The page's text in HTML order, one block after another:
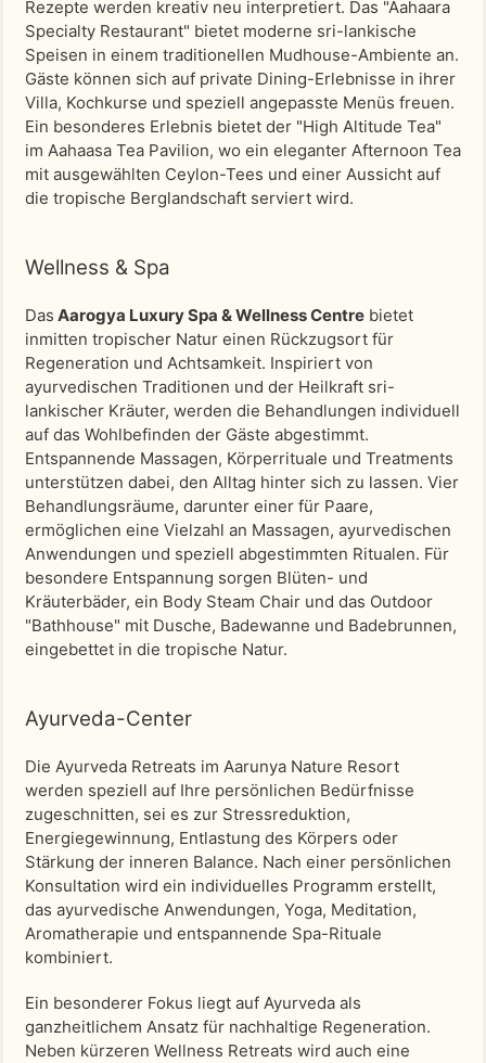
Rezepte werden kreativ neu interpretiert. Das "Aahaara
Specialty Restaurant" bietet moderne sri-lankische
Speisen in einem traditionellen Mudhouse-Ambiente an.
Gäste können sich auf private Dining-Erlebnisse in ihrer
Villa, Kochkurse und speziell angepasste Menüs freuen.
Ein besonderes Erlebnis bietet der "High Altitude Tea"
im Aahaasa Tea Pavilion, wo ein eleganter Afternoon Tea
mit ausgewählten Ceylon-Tees und einer Aussicht auf
die tropische Berglandschaft serviert wird.
Wellness & Spa
Das Aarogya Luxury Spa & Wellness Centre bietet
inmitten tropischer Natur einen Rückzugsort für
Regeneration und Achtsamkeit. Inspiriert von
ayurvedischen Traditionen und der Heilkraft sri-
lankischer Kräuter, werden die Behandlungen individuell
auf das Wohlbefinden der Gäste abgestimmt.
Entspannende Massagen, Körperrituale und Treatments
unterstützen dabei, den Alltag hinter sich zu lassen. Vier
Behandlungsräume, darunter einer für Paare,
ermöglichen eine Vielzahl an Massagen, ayurvedischen
Anwendungen und speziell abgestimmten Ritualen. Für
besondere Entspannung sorgen Blüten- und
Kräuterbäder, ein Body Steam Chair und das Outdoor
"Bathhouse" mit Dusche, Badewanne und Badebrunnen,
eingebettet in die tropische Natur.
Ayurveda-Center
Die Ayurveda Retreats im Aarunya Nature Resort
werden speziell auf Ihre persönlichen Bedürfnisse
zugeschnitten, sei es zur Stressreduktion,
Energiegewinnung, Entlastung des Körpers oder
Stärkung der inneren Balance. Nach einer persönlichen
Konsultation wird ein individuelles Programm erstellt,
das ayurvedische Anwendungen, Yoga, Meditation,
Aromatherapie und entspannende Spa-Rituale
kombiniert.
Ein besonderer Fokus liegt auf Ayurveda als
ganzheitlichem Ansatz für nachhaltige Regeneration.
Neben kürzeren Wellness Retreats wird auch eine